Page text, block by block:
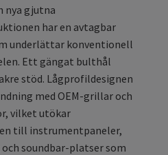
nya gjutna
har en avtagbar
underlättar konventionell
Ett gängat bulthål
stöd. Lågprofildesignen
med OEM-grillar och
vilket utökar
till instrumentpaneler,
soundbar-platser som